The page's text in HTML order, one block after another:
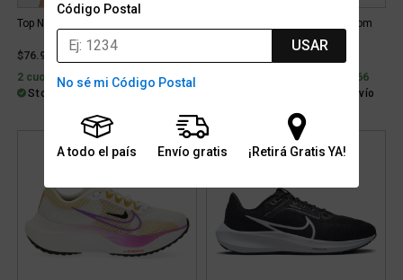
Código Postal
USAR
No sé mi Código Postal
A todo el país Envío gratis ¡Retirá Gratis YA!
Top Nike Indy V-Neck
$76.922
2 cuotas sin interés de $38.461
Stock para envío
Zapatillas Running Nike Air Zoom
Structure 25 Mujer
6 cuotas sin interés de $41.666
Stock para envío